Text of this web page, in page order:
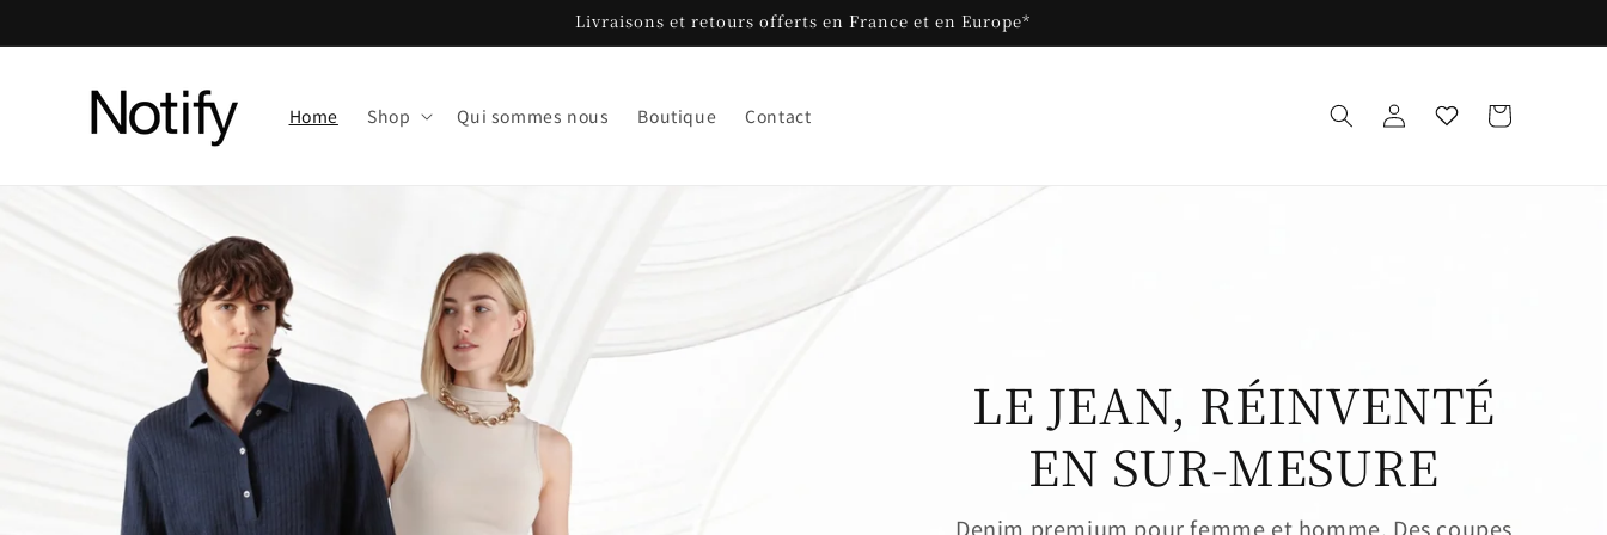
Livraisons et retours offerts en France et en Europe*
Home Shop Qui sommes nous Boutique Contact
Log
in
Wishlist Cart
LE JEAN, RÉINVENTÉ
EN SUR-MESURE
Denim premium pour femme et homme. Des coupes